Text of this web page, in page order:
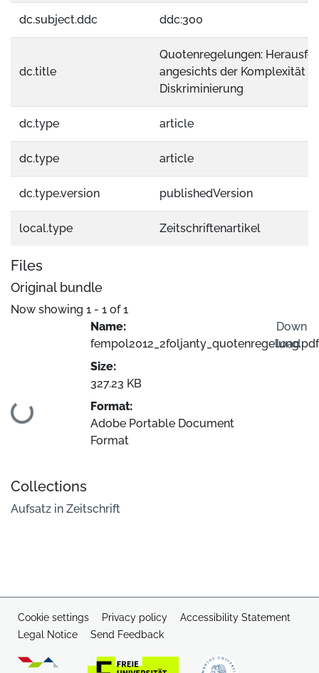
dc.subject.ddc ddc:300
dc.title
Quotenregelungen:
angesichts der Komplexität
Diskriminierung
dc.type article
dc.type article
dc.type.version publishedVersion
local.type Zeitschriftenartikel
Files
Original bundle
Now showing 1 - 1 of 1
Loading...
Name:
Size:
327.23 KB
Format:
Adobe Portable Document
Format
Down
load
Collections
Aufsatz in Zeitschrift
Cookie settings Privacy policy
Accessibility Statement
Legal Notice
Send Feedback